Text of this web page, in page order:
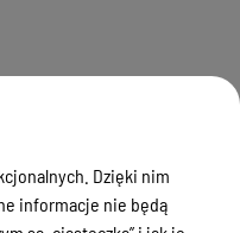
Dzięki nim
informacje nie będą